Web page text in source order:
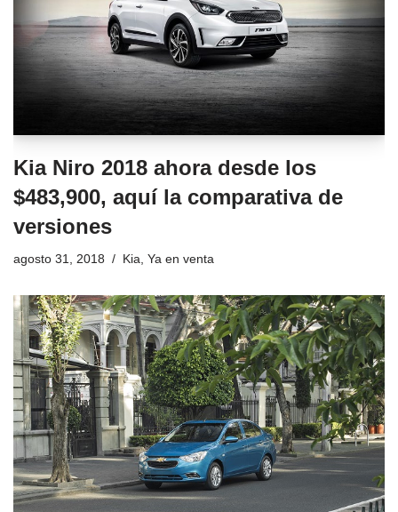
Kia Niro 2018 ahora desde los
$483,900, aquí la comparativa de
versiones
agosto 31, 2018 Kia, Ya en venta